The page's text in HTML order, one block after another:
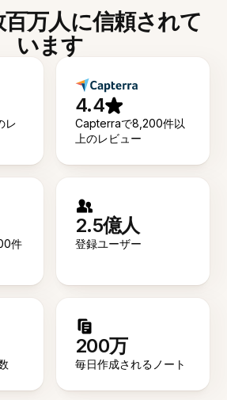
万人に信頼されて
います
レ
4.4
Capterraで8,200件以
上のレビュー
件
2.5億人
登録ユーザー
200万
毎日作成されるノート